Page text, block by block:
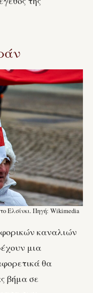
Ελσίνκι. Πηγή: Wikimedia
καναλιών
μια
θα
βήμα σε